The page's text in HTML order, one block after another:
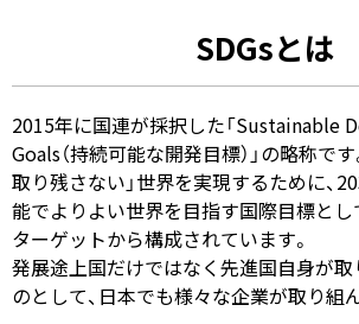
SDGsとは
2015年に国連が採択した「Sustainable
Goals（持続可能な開発目標）」の略称で
取り残さない」世界を実現するために、
能でよりよい世界を目指す国際目標とし
ターゲットから構成されています。
発展途上国だけではなく先進国自身が
のとして、日本でも様々な企業が取り組